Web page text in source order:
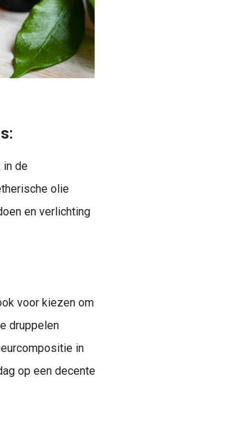
in de
olie
en verlichting
voor kiezen om
druppelen
in
op een decente